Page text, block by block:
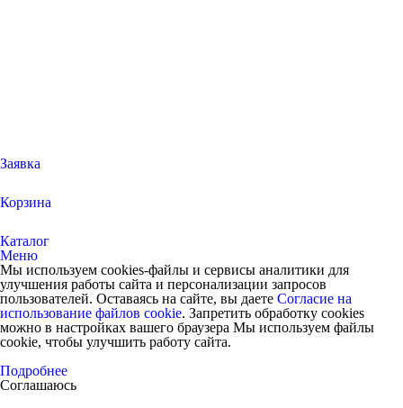
Заявка
Корзина
Каталог
Меню
Мы используем cookies-файлы и сервисы аналитики для
улучшения работы сайта и персонализации запросов
пользователей. Оставаясь на сайте, вы даете Согласие на
использование файлов cookie. Запретить обработку cookies
можно в настройках вашего браузера Мы используем файлы
cookie, чтобы улучшить работу сайта.
Подробнее
Соглашаюсь